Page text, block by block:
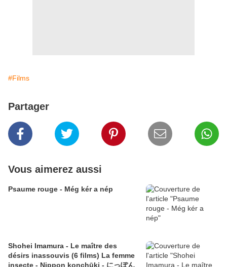
#Films
Partager
Vous aimerez aussi
Psaume rouge - Még kér a nép
Shohei Imamura - Le maître des
désirs inassouvis (6 films) La femme
insecte - Nippon konchūki - にっぽん